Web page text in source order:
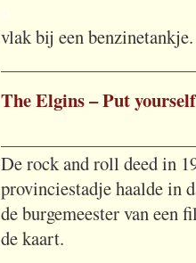
vlak bij een benzinetankje.
The Elgins – Put
De rock and roll deed in
provinciestadje haalde in
de burgemeester van
de kaart.